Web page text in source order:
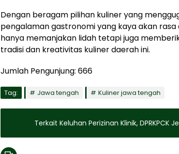
Dengan beragam pilihan kuliner yang
pengalaman gastronomi yang kaya akan
hanya memanjakan lidah tetapi juga
tradisi dan kreativitas kuliner daerah ini.
Jumlah Pengunjung: 666
Tag: Jawa tengah Kuliner jawa tengah
Terkait Keluhan Perizinan Klinik, DPRKPCK